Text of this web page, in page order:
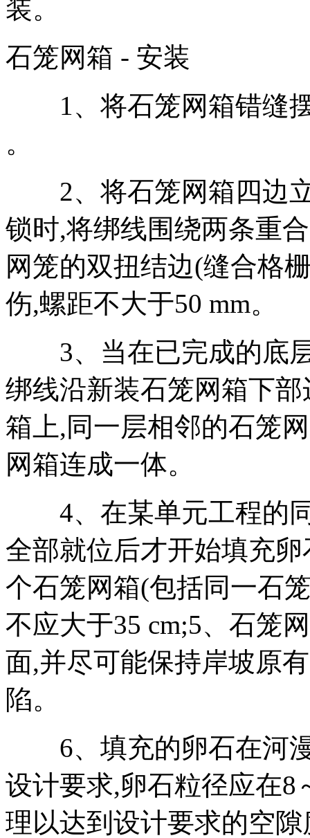
装。
石笼网箱 - 安装
1、将石笼网箱错缝
。
2、将石笼网箱四边
锁时,将绑线围绕两条重
网笼的双扭结边(缝合格
伤,螺距不大于50 mm。
3、当在已完成的底
绑线沿新装石笼网箱下
箱上,同一层相邻的石笼
网箱连成一体。
4、在某单元工程的
全部就位后才开始填充卵
个石笼网箱(包括同一石
不应大于35 cm;5、石笼
面,并尽可能保持岸坡原
陷。
6、填充的卵石在河
设计要求,卵石粒径应在8
理以达到设计要求的空